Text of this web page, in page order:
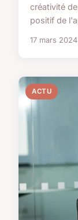
créativité
positif de
17 mars 2024
ACTU